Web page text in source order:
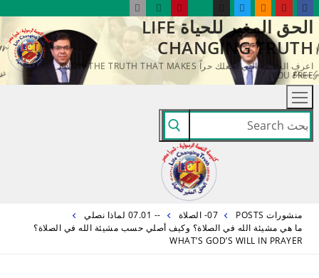
التجاوز
إلى
المحتوى
الحق المغير للحياة LIFE
CHANGING TRUTH
اعرف الحقيقة التي تجعلك حراً KNOW THE TRUTH THAT MAKES
YOU FREE
البحث
عن:
منشورات POSTS 07- الصلاة
-- 07.01 لماذا نصلي
ما هي مشيئة الله في الصلاة؟ وكيف أصلي حسب مشيئة الله في الصلاة؟
WHAT’S GOD’S WILL IN PRAYER